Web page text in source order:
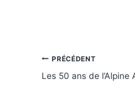
Navigation
de
PRÉCÉDENT
Les 50 ans de l’Alpine